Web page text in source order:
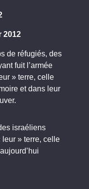
2012
de réfugiés, des
fuit l’armée
» terre, celle
et dans leur
israéliens
» terre, celle